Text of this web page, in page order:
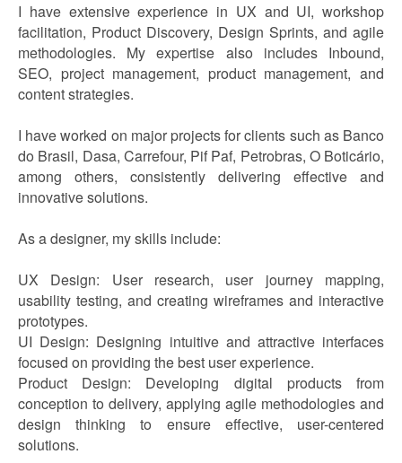
I have extensive experience in UX and UI, workshop
facilitation, Product Discovery, Design Sprints, and agile
methodologies. My expertise also includes Inbound,
SEO, project management, product management, and
content strategies.
I have worked on major projects for clients such as Banco
do Brasil, Dasa, Carrefour, Pif Paf, Petrobras, O Boticário,
among others, consistently delivering effective and
innovative solutions.
As a designer, my skills include:
UX Design: User research, user journey mapping,
usability testing, and creating wireframes and interactive
prototypes.
UI Design: Designing intuitive and attractive interfaces
focused on providing the best user experience.
Product Design: Developing digital products from
conception to delivery, applying agile methodologies and
design thinking to ensure effective, user-centered
solutions.